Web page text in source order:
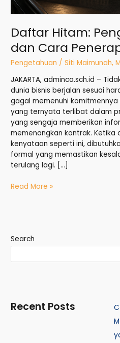
Daftar Hitam:
dan Cara
Pengetahuan /Siti Maimunah,
JAKARTA, adminca.sch.id –
dunia bisnis berjalan sesuai
gagal memenuhi
yang ternyata terlibat dalam
yang sengaja memberikan
memenangkan kontrak. Ketika
kenyataan seperti ini,
formal yang memastikan
terulang lagi. […]
Read More »
Search
Recent Posts